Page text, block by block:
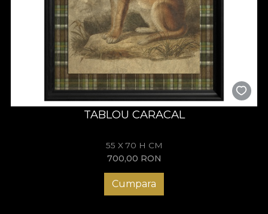
TABLOU CARACAL
55 X 70 H CM
700,00 RON
Cumpara